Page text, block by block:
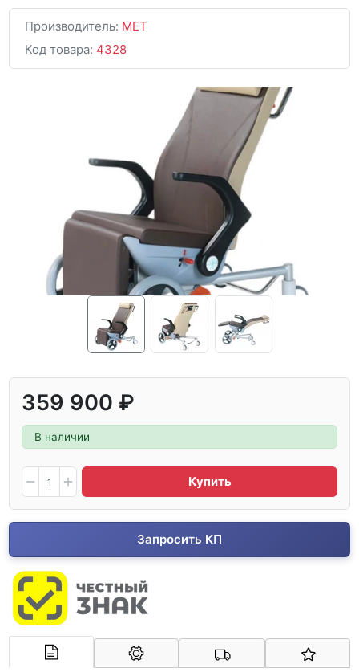
Производитель: MET
Код товара: 4328
359 900 ₽
В наличии
Купить
Запросить КП
Арконт-Мед